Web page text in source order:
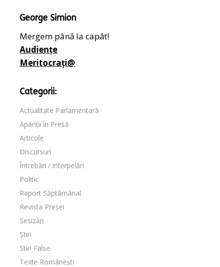
George Simion
Mergem până la capăt!
Audiențe
Meritocrați@
Categorii:
Actualitate Parlamentară
Apariții în Presă
Articole
Discursuri
Întrebări / interpelări
Politic
Raport Săptămânal
Revista Presei
Sesizări
Știri
Stiri False
Texte Românești